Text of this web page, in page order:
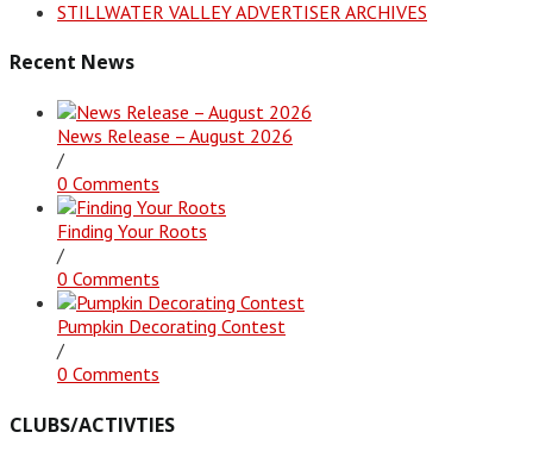
STILLWATER VALLEY ADVERTISER ARCHIVES
Recent News
News Release – August 2026
/
0 Comments
Finding Your Roots
/
0 Comments
Pumpkin Decorating Contest
/
0 Comments
CLUBS/ACTIVTIES